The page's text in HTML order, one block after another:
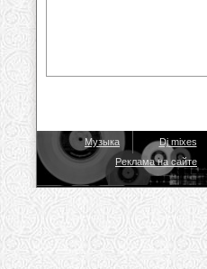
Музыка Dj mixes
Реклама на сайте